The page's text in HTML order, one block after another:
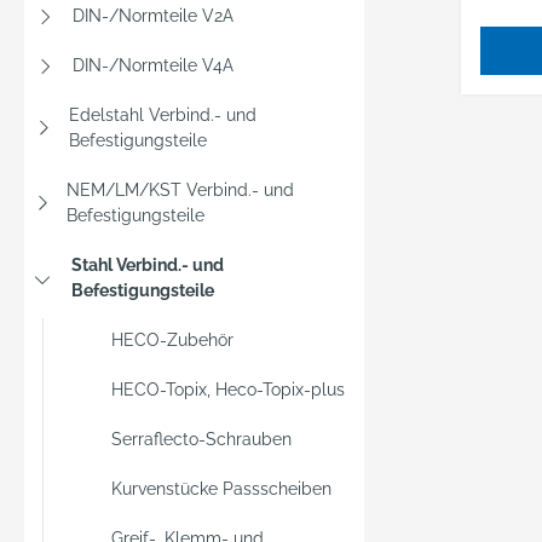
DIN-/Normteile V2A
DIN-/Normteile V4A
Edelstahl Verbind.- und
Befestigungsteile
NEM/LM/KST Verbind.- und
Befestigungsteile
Stahl Verbind.- und
Befestigungsteile
HECO-Zubehör
HECO-Topix, Heco-Topix-plus
Serraflecto-Schrauben
Kurvenstücke Passscheiben